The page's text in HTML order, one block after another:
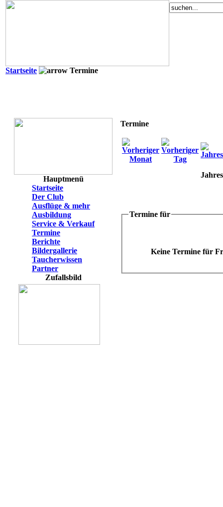
Startseite Termine
Hauptmenü
Startseite
Der Club
Ausflüge & mehr
Ausbildung
Service & Verkauf
Termine
Berichte
Bildergallerie
Taucherwissen
Partner
Zufallsbild
Termine
Termine für
Keine Termine für